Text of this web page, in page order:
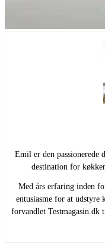
Emil er den passionerede
destination for
Med års erfaring inden
entusiasme for at udstyre
forvandlet Testmagasin.dk